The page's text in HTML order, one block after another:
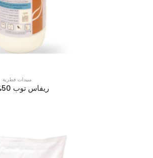
مبيدات فطرية
ريفاس توب 50%SC